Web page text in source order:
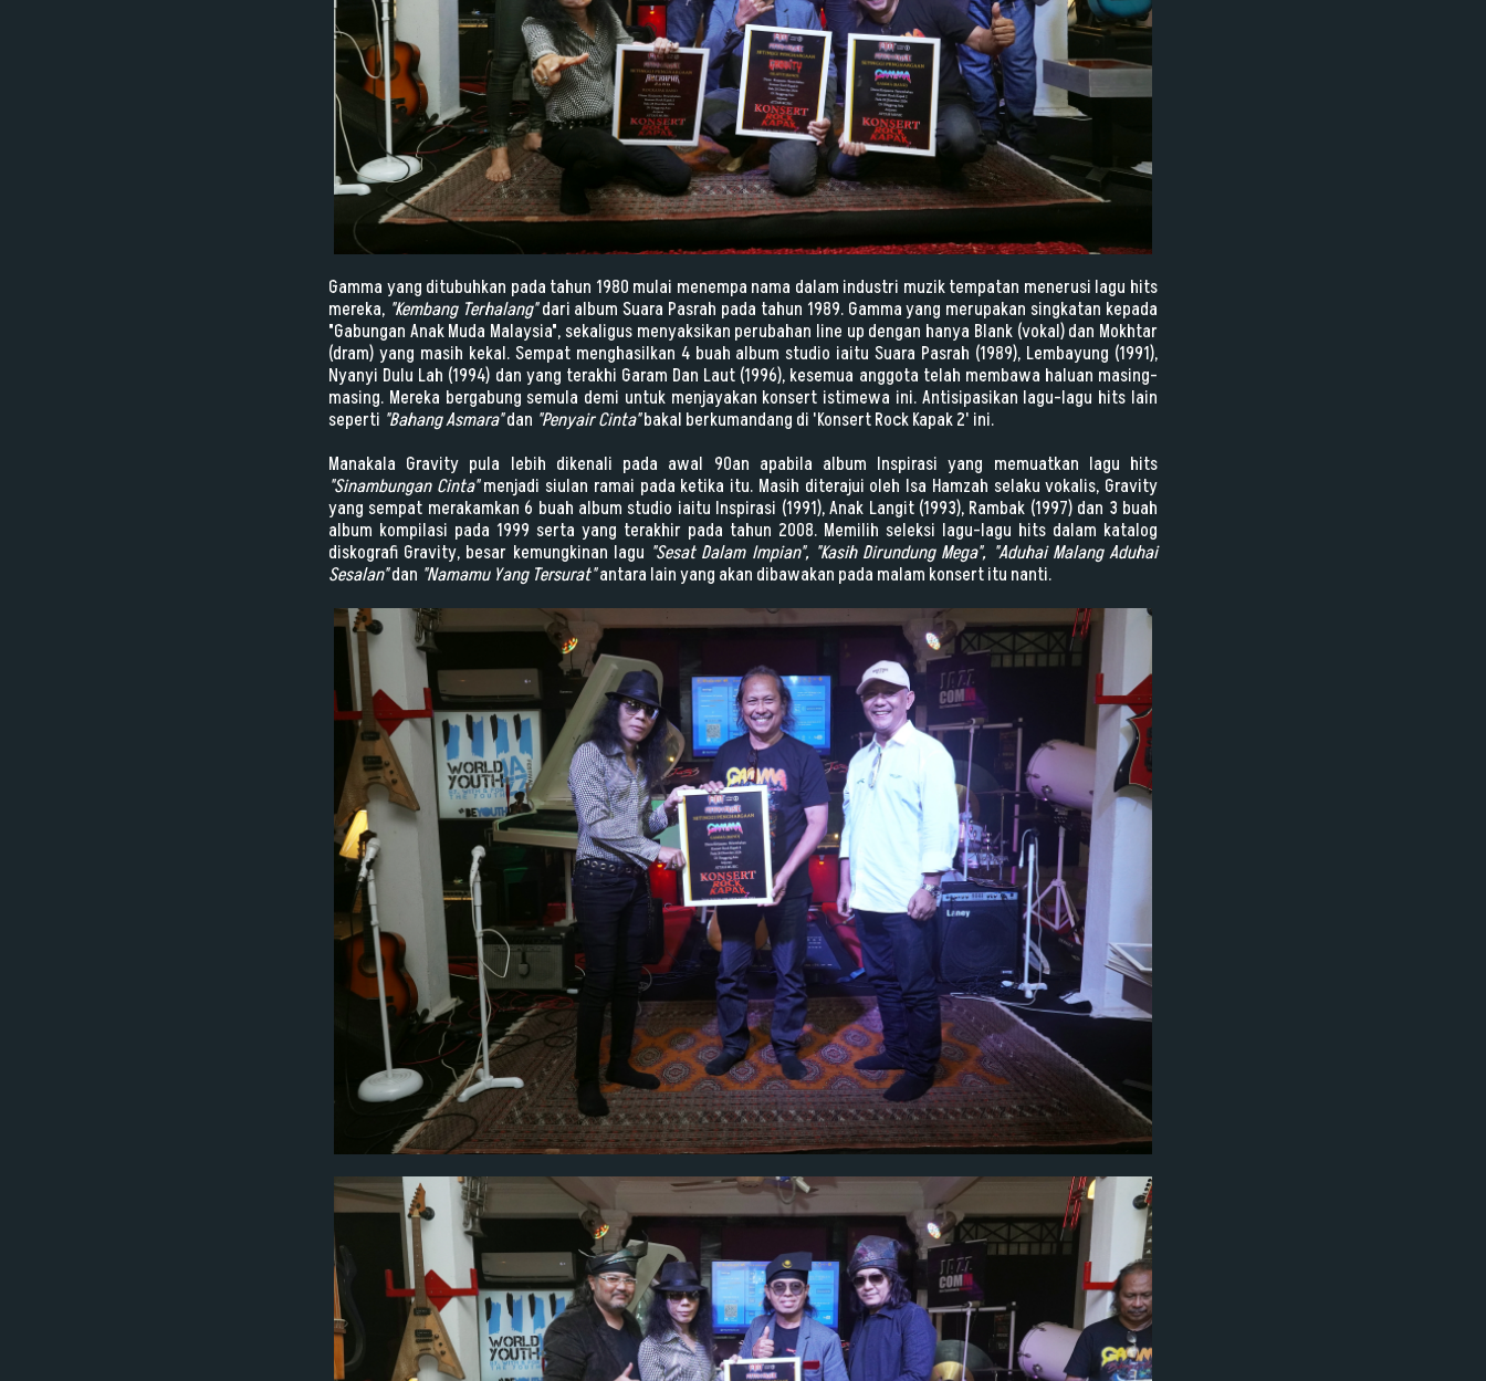
Gamma yang ditubuhkan pada tahun 1980 mulai menempa nama dalam industri muzik tempatan menerusi lagu hits
mereka, "Kembang Terhalang"dari album Suara Pasrah pada tahun 1989. Gamma yang merupakan singkatan kepada
"Gabungan Anak Muda Malaysia", sekaligus menyaksikan perubahan line up dengan hanya Blank (vokal) dan Mokhtar
(dram) yang masih kekal. Sempat menghasilkan 4 buah album studio iaitu Suara Pasrah (1989), Lembayung (1991),
Nyanyi Dulu Lah (1994) dan yang terakhi Garam Dan Laut (1996), kesemua anggota telah membawa haluan masing-
masing. Mereka bergabung semula demi untuk menjayakan konsert istimewa ini. Antisipasikan lagu-lagu hits lain
seperti "Bahang Asmara"dan "Penyair Cinta"bakal berkumandang di 'Konsert Rock Kapak 2' ini.
Manakala Gravity pula lebih dikenali pada awal 90an apabila album Inspirasi yang memuatkan lagu hits
"Sinambungan Cinta"menjadi siulan ramai pada ketika itu. Masih diterajui oleh Isa Hamzah selaku vokalis, Gravity
yang sempat merakamkan 6 buah album studio iaitu Inspirasi (1991), Anak Langit (1993), Rambak (1997) dan 3 buah
album kompilasi pada 1999 serta yang terakhir pada tahun 2008. Memilih seleksi lagu-lagu hits dalam katalog
diskografi Gravity, besar kemungkinan lagu "Sesat Dalam Impian", "Kasih Dirundung Mega", "Aduhai Malang Aduhai
Sesalan"dan "Namamu Yang Tersurat"antara lain yang akan dibawakan pada malam konsert itu nanti.